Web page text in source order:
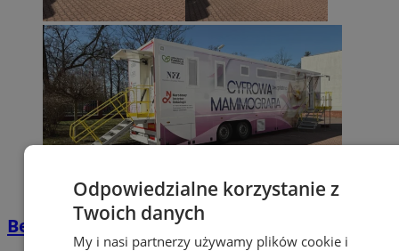
Bezpłatna mammografia w Orzeszu
Odpowiedzialne korzystanie z
Twoich danych
My i nasi partnerzy używamy plików cookie i